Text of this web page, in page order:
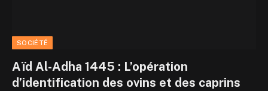
SOCIÉTÉ
Aïd Al-Adha 1445 : L’opération
d’identification des ovins et des caprins